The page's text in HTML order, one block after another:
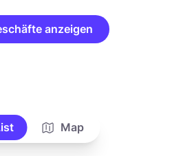
anzeigen
Map